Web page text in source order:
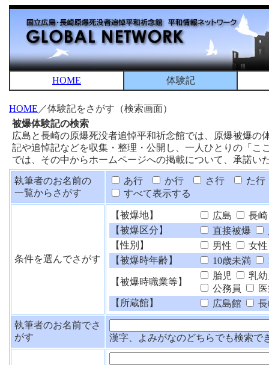
HOME 体験記
HOME ／体験記をさがす（検索画面）
被爆体験記の検索
広島と長崎の原爆死没者追悼平和祈念館では、原爆被爆
記や追悼記などを収集・整理・公開し、一人ひとりの「
では、その中からホームページへの掲載について、承諾い
執筆者のお名前の
一覧からさがす
あ行 か行 さ行
た行
すべて表示する
条件を選んでさがす
【被爆地】 広島
長崎
【被爆区分】
直接被爆
【性別】
男性
女性
【被爆時年齢】
10歳未満
【被爆時職業等】
胎児
乳
公務員
【所蔵館】
広島館
執筆者のお名前でさ
がす
漢字、よみがなのどちらでも検索で